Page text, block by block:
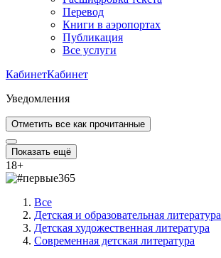
Перевод
Книги в аэропортах
Публикация
Все услуги
КабинетКабинет
Уведомления
Отметить все как прочитанные
Показать ещё
18+
Все
Детская и образовательная литература
Детская художественная литература
Современная детская литература